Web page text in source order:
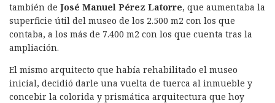
también de José Manuel Pérez Latorre, que aumentaba la
superficie útil del museo de los 2.500 m2 con los que
contaba, a los más de 7.400 m2 con los que cuenta tras la
ampliación.
El mismo arquitecto que había rehabilitado el museo
inicial, decidió darle una vuelta de tuerca al inmueble y
concebir la colorida y prismática arquitectura que hoy